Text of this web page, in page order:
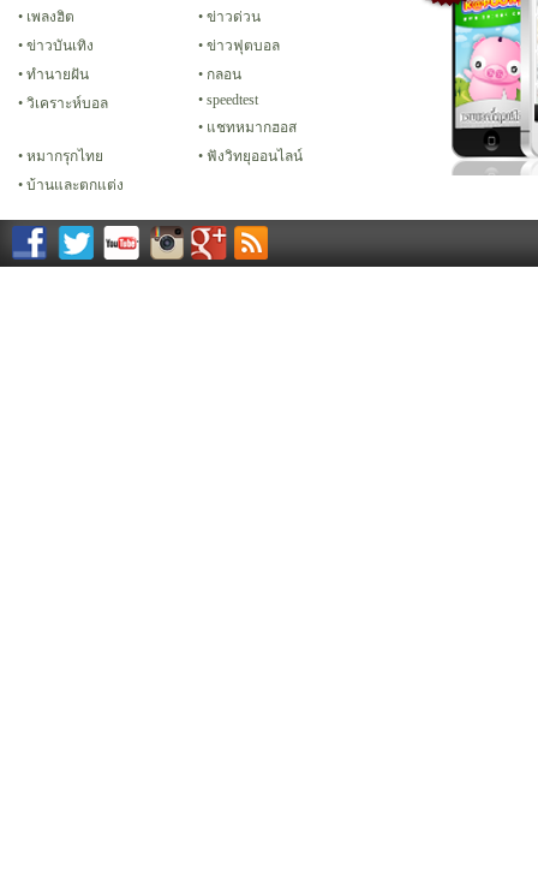
เพลงฮิต
ข่าวด่วน
ข่าวบันเทิง
ข่าวฟุตบอล
ทํานายฝัน
กลอน
วิเคราะห์บอล
speedtest
แชทหมากฮอส
หมากรุกไทย
ฟังวิทยุออนไลน์
บ้านและตกแต่ง